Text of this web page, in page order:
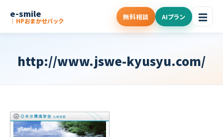
e-smile
｜HPおまかせパック 無料相談 AIプラン ☰
http://www.jswe-kyusyu.com/